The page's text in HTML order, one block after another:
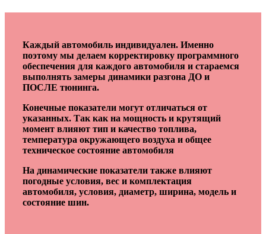
Каждый автомобиль индивидуален. Именно
поэтому мы делаем корректировку программного
обеспечения для каждого автомобиля и стараемся
выполнять замеры динамики разгона ДО и
ПОСЛЕ тюнинга.
Конечные показатели могут отличаться от
указанных. Так как на мощность и крутящий
момент влияют тип и качество топлива,
температура окружающего воздуха и общее
техническое состояние автомобиля
На динамические показатели также влияют
погодные условия, вес и комплектация
автомобиля, условия, диаметр, ширина, модель и
состояние шин.